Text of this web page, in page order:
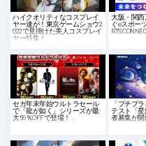
ハイクオリティなコスプレイ
ヤー達が！東京ゲームショウ2
022で見掛けた美人コスプレイ
ヤー特集！
大阪・関西
ぐeスポー
RTS
セガ年末年始ウルトラセール
で「龍が如く」シリーズが最
大56％OFFで登場！…
「プチプ
テスト「星
者募集が開